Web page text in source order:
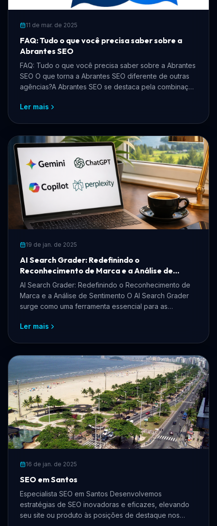
11 de mar. de 2025
FAQ: Tudo o que você precisa saber sobre a
Abrantes SEO
FAQ: Tudo o que você precisa saber sobre a Abrantes
SEO O que torna a Abrantes SEO diferente de outras
agências?A Abrantes SEO se destaca pela combinação
Ler mais
19 de jan. de 2025
AI Search Grader: Redefinindo o
Reconhecimento de Marca e a Análise de
Sentimento
AI Search Grader: Redefinindo o Reconhecimento de
Marca e a Análise de Sentimento O AI Search Grader
surge como uma ferramenta essencial para as
Ler mais
16 de jan. de 2025
SEO em Santos
Especialista SEO em Santos Desenvolvemos
estratégias de SEO inovadoras e eficazes, elevando
seu site ou produto às posições de destaque nos